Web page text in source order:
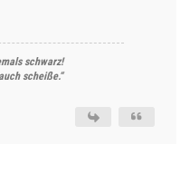
schwarz!
scheiße.“